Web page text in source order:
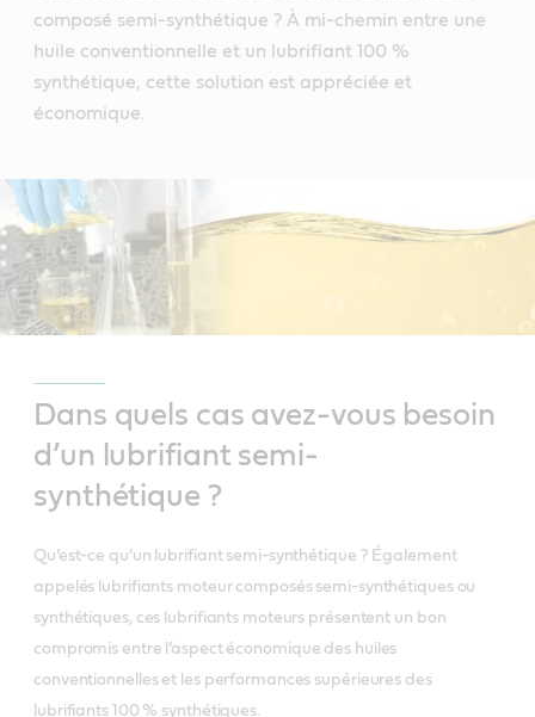
composé semi-synthétique ? À mi-chemin entre une
huile conventionnelle et un lubrifiant 100 %
synthétique, cette solution est appréciée et
économique.
Dans quels cas avez-vous besoin
d’un lubrifiant semi-
synthétique ?
Qu’est-ce qu’un lubrifiant semi-synthétique ? Également
appelés lubrifiants moteur composés semi-synthétiques ou
synthétiques, ces lubrifiants moteurs présentent un bon
compromis entre l’aspect économique des huiles
conventionnelles et les performances supérieures des
lubrifiants 100 % synthétiques.